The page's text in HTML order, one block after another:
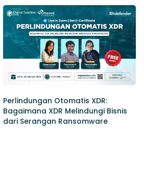
Perlindungan Otomatis XDR:
Bagaimana XDR Melindungi Bisnis
dari Serangan Ransomware